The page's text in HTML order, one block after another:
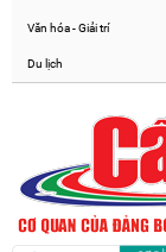
Văn hóa - Giải trí
Du lịch